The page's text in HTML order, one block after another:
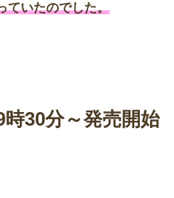
ていたのでした。
30分～発売開始